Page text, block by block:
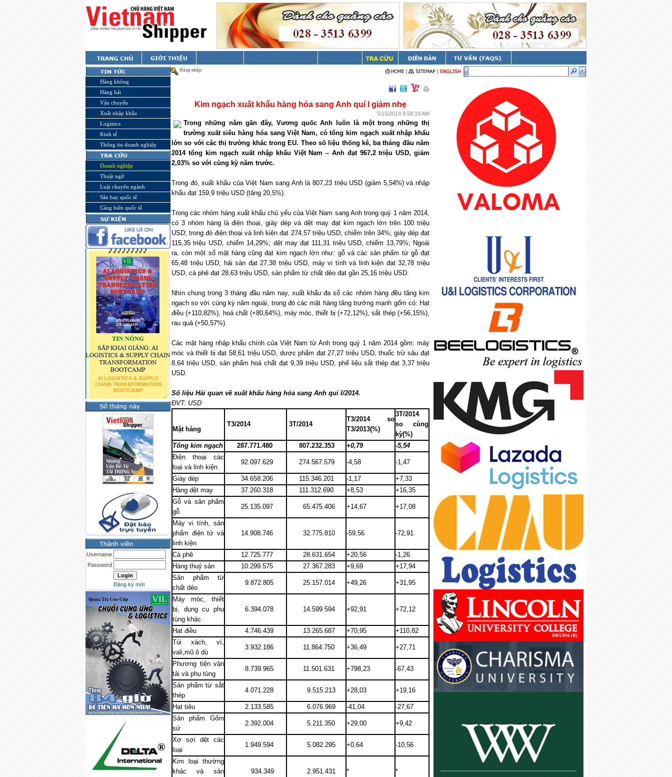
Hàng không
Hàng hải
Vận chuyển
Xuất nhập khẩu
Logistics
Kinh tế
Thông tin doanh nghiệp
Doanh nghiệp
Thuật ngữ
Luật chuyên ngành
Sân bay quốc tế
Cảng biển quốc tế
Username
Password
Đăng ký mới
Đăng nhập
Kim ngạch xuất khẩu hàng hóa sang Anh quí I giảm nhẹ
5/15/2014 9:58:19 AM
Trong những năm gần đây, Vương quốc Anh luôn là một trong những thị
trường xuất siêu hàng hóa sang Việt Nam, có tổng kim ngạch xuất nhập khẩu
lớn so với các thị trường khác trong EU. Theo số liệu thống kê, ba tháng đầu năm
2014 tổng kim ngạch xuất nhập khẩu Việt Nam – Anh đạt 967,2 triệu USD, giảm
2,03% so với cùng kỳ năm trước.
Trong đó, xuất khẩu của Việt Nam sang Anh là 807,23 triệu USD (giảm 5,54%) và nhập
khẩu đạt 159,9 triệu USD (tăng 20,5%).
Trong các nhóm hàng xuất khẩu chủ yếu của Việt Nam sang Anh trong quý 1 năm 2014,
có 3 nhóm hàng là điện thoại, giày dép và dệt may đạt kim ngạch lớn trên 100 triệu
USD; trong đó điện thoại và linh kiện đạt 274,57 triệu USD, chiếm trên 34%; giày dép đạt
115,35 triệu USD, chiếm 14,29%; dệt may đạt 111,31 triệu USD, chiếm 13,79%; Ngoài
ra, còn một số mặt hàng cũng đạt kim ngạch lớn như: gỗ và các sản phẩm từ gỗ đạt
65,48 triệu USD, hải sản đạt 27,38 triệu USD, máy vi tính và linh kiện đạt 32,78 triệu
USD, cà phê đạt 28,63 triệu USD, sản phẩm từ chất dẻo đạt gần 25,16 triệu USD.
Nhìn chung trong 3 tháng đầu năm nay, xuất khẩu đa số các nhóm hàng đều tăng kim
ngạch so với cùng kỳ năm ngoái; trong đó các mặt hàng tăng trưởng mạnh gốm có: Hạt
điều (+110,82%), hoá chất (+80,64%), máy móc, thiết bị (+72,12%), sắt thép (+56,15%),
rau quả (+50,57%).
Các mặt hàng nhập khẩu chính của Việt Nam từ Anh trong quý 1 năm 2014 gồm: máy
móc và thiết bị đạt 58,61 triệu USD, dược phẩm đạt 27,27 triệu USD, thuốc trừ sâu đạt
8,64 triệu USD, sản phẩm hoá chất đạt 9,39 triệu USD, phế liệu sắt thép đạt 3,37 triệu
USD.
Số liệu Hải quan về xuất khẩu hàng hóa sang Anh quí I/2014.
ĐVT: USD
Mặt hàng
T3/2014 3T/2014
T3/2014 so
T3/2013(%)
3T/2014
so cùng
kỳ(%)
Tổng kim ngạch
287.771.480 807.232.353 +0,79
-5,54
Điện thoại các
loại và linh kiện
92.097.629 274.567.579 -4,58 -1,47
Giày dép 34.658.206 115.346.201 -1,17
+7,33
Hàng dệt may
37.260.318 111.312.690 +8,53
+16,35
Gỗ và sản phẩm
gỗ
25.135.097 65.475.406 +14,67 +17,08
Máy vi tính, sản
phẩm điện tử và
linh kiện
14.908.746 32.775.810 -59,56 -72,91
Cà phê 12.725.777 28.631.654 +20,56
-1,26
Hàng thuỷ sản
10.299.575 27.367.283 +9,69
+17,94
Sản phẩm từ
chất dẻo
9.872.805 25.157.014 +49,26 +31,95
Máy móc, thiết
bị, dụng cụ phụ
tùng khác
6.394.078 14.599.594 +92,91 +72,12
Hạt điều 4.746.439 13.265.687 +70,95
+110,82
Túi xách, ví,
vali,mũ ô dù
3.932.186 11.864.750 +36,49 +27,71
Phương tiện vận
tải và phụ tùng
8.739.965 11.501.631 +798,23 -67,43
Sản phẩm từ sắt
thép
4.071.228 9.515.213 +28,03 +19,16
Hạt tiêu 2.133.585 6.076.969 -41,04
-27,67
Sản phẩm Gốm
sứ
2.392.004 5.211.350 +29,00 +9,42
Xơ sợi dệt các
loại
1.949.594 5.082.295 +0,64 -10,56
Kim loại thường
khác và sản
934.349 2.951.431 * *